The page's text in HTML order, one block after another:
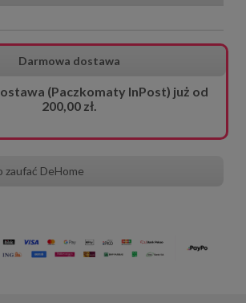
Darmowa dostawa
(Paczkomaty InPost) już od
200,00 zł.
zaufać DeHome